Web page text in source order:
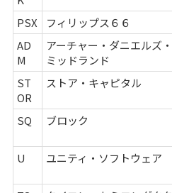
PSX フィリップス６６
AD
M
アーチャー・ダニエルズ・
ミッドランド
ST
OR
ストア・キャピタル
SQ ブロック
U
ユニティ・ソフトウェア